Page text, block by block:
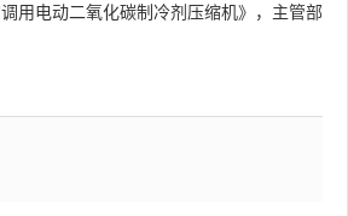
技术委员会
用电动二氧化碳制冷剂压缩机》，主管部